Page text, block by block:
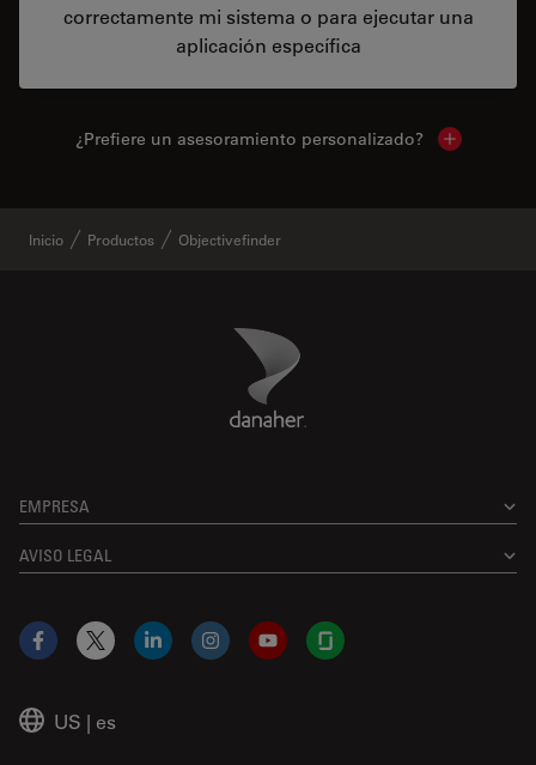
correctamente mi sistema o para ejecutar una
aplicación específica
¿Prefiere un asesoramiento personalizado? Show local
Inicio Productos Objectivefinder
Danaher Logo
EMPRESA
AVISO LEGAL
US | es
Facebook
X LinkedInInstagramYouTubeGlassdoor